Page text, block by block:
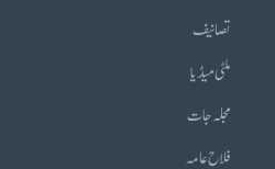
تصانیف
ملٹی میڈیا
مجلہ جات
فلاح عامہ